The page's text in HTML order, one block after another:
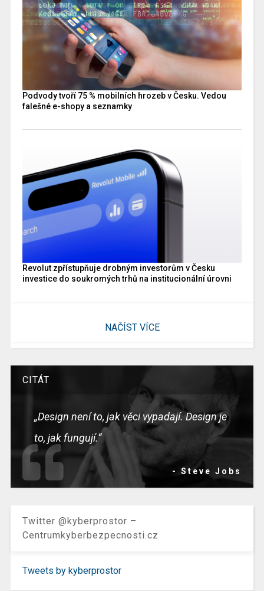
Podvody tvoří 75 % mobilních hrozeb v Česku. Vedou
falešné e-shopy a seznamky
Revolut zpřístupňuje drobným investorům v Česku
investice do soukromých trhů na institucionální úrovni
NAČÍST VÍCE
CITÁT
„Design není to, jak věci vypadají. Design je
to, jak fungují.“
- Steve Jobs
Twitter @kyberprostor –
Centrumkyberbezpecnosti.cz
Tweets by kyberprostor